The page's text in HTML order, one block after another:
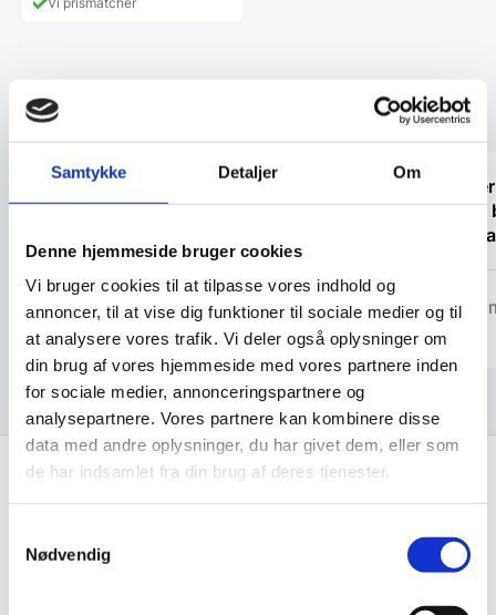
Samtykke Detaljer Om
Denne hjemmeside bruger cookies
Vi bruger cookies til at tilpasse vores indhold og
annoncer, til at vise dig funktioner til sociale medier og til
at analysere vores trafik. Vi deler også oplysninger om
din brug af vores hjemmeside med vores partnere inden
for sociale medier, annonceringspartnere og
analysepartnere. Vores partnere kan kombinere disse
data med andre oplysninger, du har givet dem, eller som
de har indsamlet fra din brug af deres tjenester.
Nødvendig
Kundetilfredshed
“Fin fyr, der løste opgaven”
Marlu
vi kan
Husk at tilmelde dig vores nyhedsbrev og vær først
til de bedste tilbud. Og bare rolig, vi spammer dig